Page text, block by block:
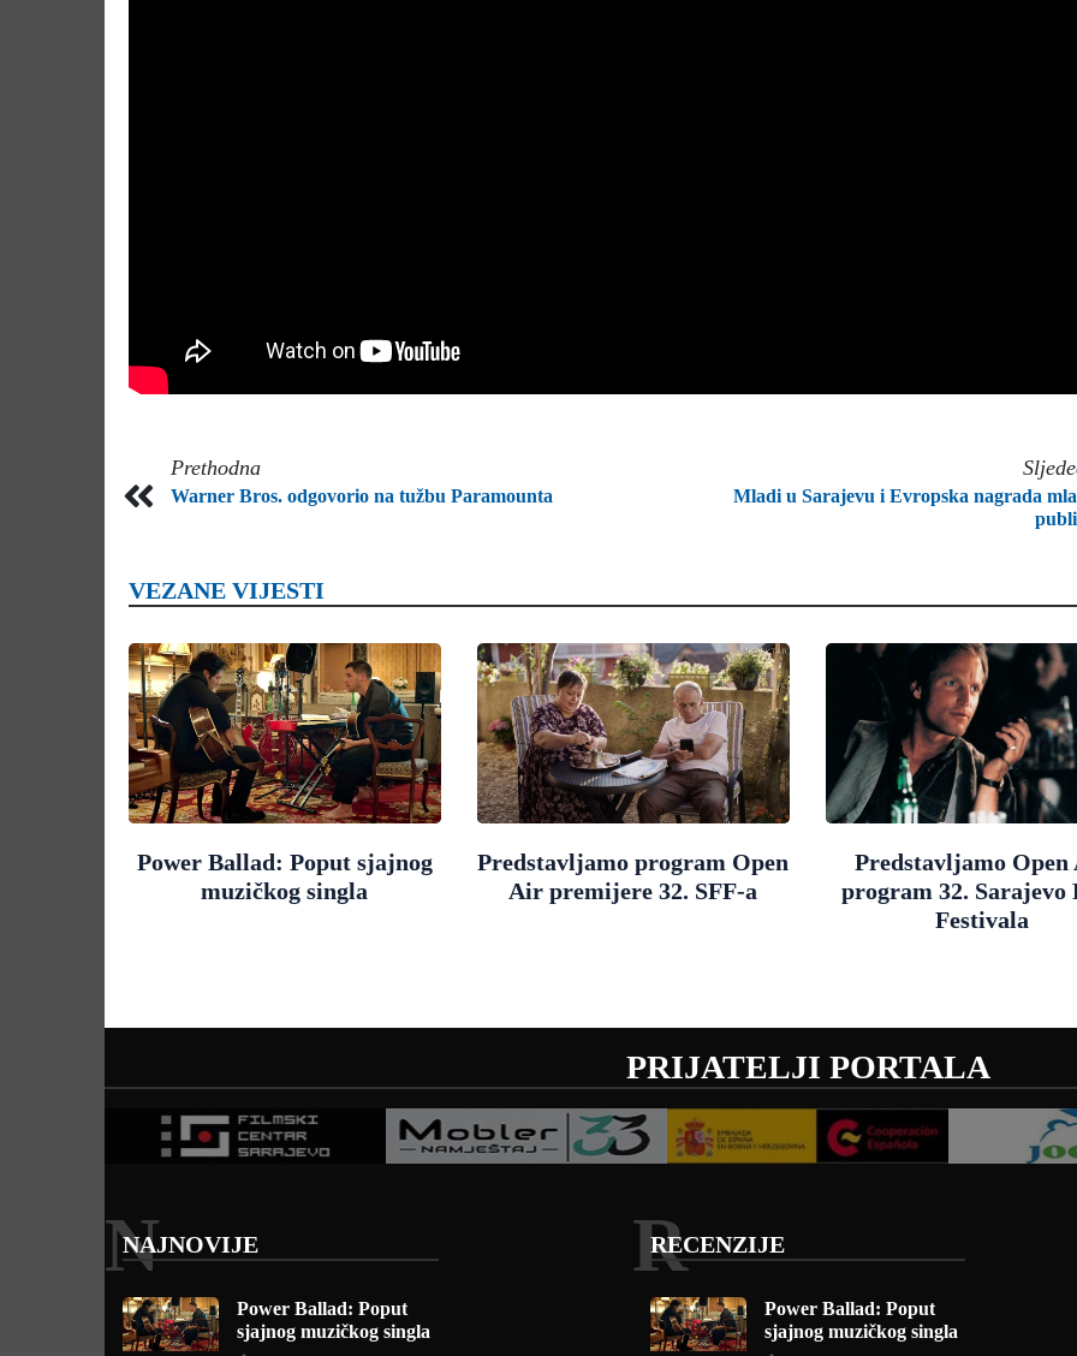
Prethodna
Warner Bros. odgovorio na tužbu Paramounta
Mladi u Sarajevu i Evropska nagrada
VEZANE VIJESTI
Power Ballad: Poput sjajnog
muzičkog singla
Predstavljamo program Open
Air premijere 32. SFF-a
Predstavljamo
program 32. Sarajevo
Festivala
PRIJATELJI PORTALA
NAJNOVIJE
N
Power Ballad: Poput
sjajnog muzičkog singla
RECENZIJE
R
Power Ballad: Poput
sjajnog muzičkog singla